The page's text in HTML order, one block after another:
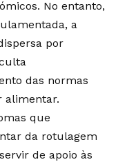
No entanto,
a
por
das normas
alimentar.
que
da rotulagem
de apoio às